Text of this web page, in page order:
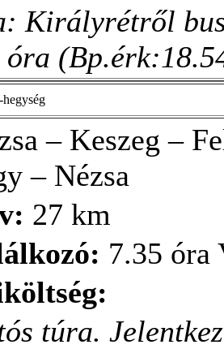
Királyrétről
óra
hegység
– Keszeg –
– Nézsa
27 km
7.35 óra
túra.